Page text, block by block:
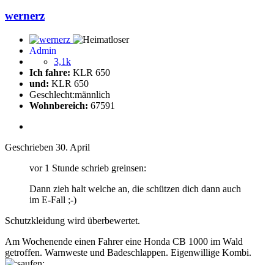
wernerz
Admin
3,1k
Ich fahre: KLR 650
und: KLR 650
Geschlecht:männlich
Wohnbereich: 67591
Geschrieben 30. April
vor 1 Stunde schrieb greinsen:
Dann zieh halt welche an, die schützen dich dann auch
im E-Fall ;-)
Schutzkleidung wird überbewertet.
Am Wochenende einen Fahrer eine Honda CB 1000 im Wald
getroffen. Warnweste und Badeschlappen. Eigenwillige Kombi.